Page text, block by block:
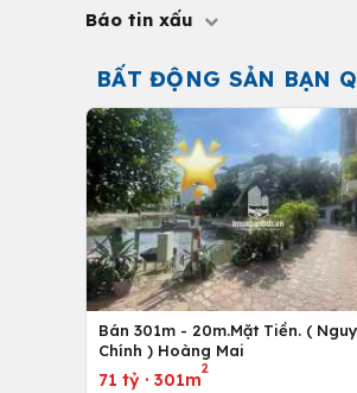
Báo tin xấu
BẤT ĐỘNG SẢN BẠN
Bán 301m - 20m.Mặt Tiền. (
Chính ) Hoàng Mai
71 tỷ · 301m
2